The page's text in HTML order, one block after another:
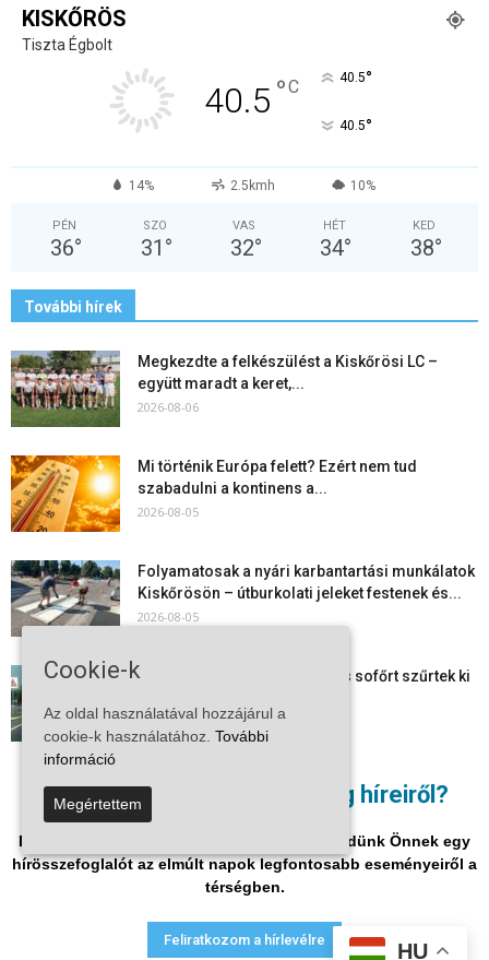
Nem akar lemaradni a térség híreiről?
Iratkozzon fel hírlevelükre, és mi hetente küldünk Önnek egy
hírösszefoglalót az elmúlt napok legfontosabb eseményeiről a
térségben.
Feliratkozom a hírlevélre
KISKŐRÖS
Tiszta Égbolt
40.5 °C 40.5°
40.5°
14% 2.5kmh 10%
PÉN
36°
SZO
31 °
VAS
32°
HÉT
34°
KED
38°
További hírek
Megkezdte a felkészülést a Kiskőrösi LC –
együtt maradt a keret,...
2026-08-06
Mi történik Európa felett? Ezért nem tud
szabadulni a kontinens a...
2026-08-05
Folyamatosak a nyári karbantartási munkálatok
Kiskőrösön – útburkolati jeleket festenek és...
2026-08-05
Több száz gyorshajtót és ittas sofőrt szűrtek ki
2026-08-04
Elektronikus nyugtaadat-szolgáltatás: négy
hónapos átállási időszakot biztosít a NAV a
vállalkozásoknak
Adatvédelmi nyilatkozat Médiaajánlat Impresszum
HU
Cookie-k
Az oldal használatával hozzájárul a
cookie-k használatához. További
információ
Megértettem